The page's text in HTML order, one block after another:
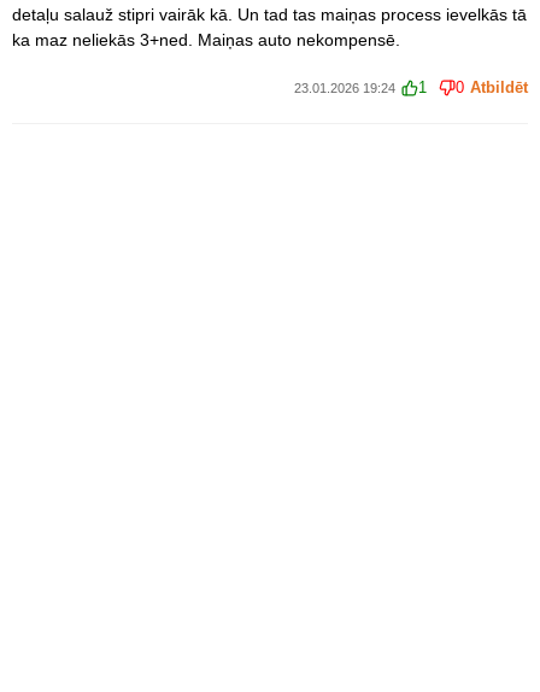
detaļu salauž stipri vairāk kā. Un tad tas maiņas process ievelkās tā
ka maz neliekās 3+ned. Maiņas auto nekompensē.
23.01.2026 19:24 1 0 Atbildēt